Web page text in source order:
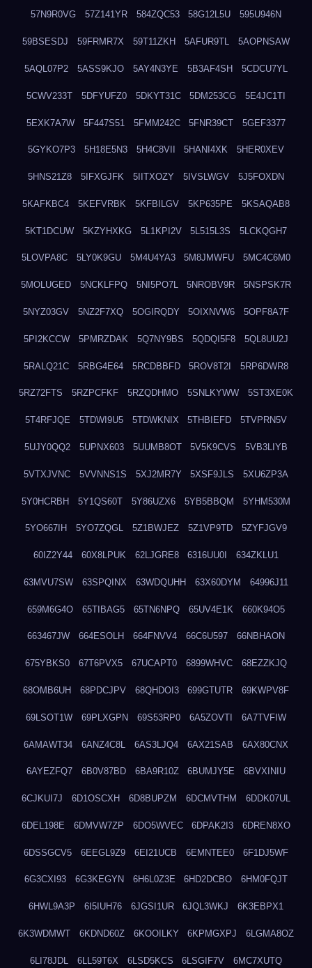
57N9R0VG 57Z141YR 584ZQC53 58G12L5U 595U946N
59BSESDJ 59FRMR7X 59T11ZKH 5AFUR9TL 5AOPNSAW
5AQL07P2 5ASS9KJO 5AY4N3YE 5B3AF4SH 5CDCU7YL
5CWV233T 5DFYUFZ0 5DKYT31C 5DM253CG 5E4JC1TI
5EXK7A7W 5F447S51 5FMM242C 5FNR39CT 5GEF3377
5GYKO7P3 5H18E5N3 5H4C8VII 5HANI4XK 5HER0XEV
5HNS21Z8 5IFXGJFK 5IITXOZY 5IVSLWGV 5J5FOXDN
5KAFKBC4 5KEFVRBK 5KFBILGV 5KP635PE 5KSAQAB8
5KT1DCUW 5KZYHXKG 5L1KPI2V 5L515L3S 5LCKQGH7
5LOVPA8C 5LY0K9GU 5M4U4YA3 5M8JMWFU 5MC4C6M0
5MOLUGED 5NCKLFPQ 5NI5PO7L 5NROBV9R 5NSPSK7R
5NYZ03GV 5NZ2F7XQ 5OGIRQDY 5OIXNVW6 5OPF8A7F
5PI2KCCW 5PMRZDAK 5Q7NY9BS 5QDQI5F8 5QL8UU2J
5RALQ21C 5RBG4E64 5RCDBBFD 5ROV8T2I 5RP6DWR8
5RZ72FTS 5RZPCFKF 5RZQDHMO 5SNLKYWW 5ST3XE0K
5T4RFJQE 5TDWI9U5 5TDWKNIX 5THBIEFD 5TVPRN5V
5UJY0QQ2 5UPNX603 5UUMB8OT 5V5K9CVS 5VB3LIYB
5VTXJVNC 5VVNNS1S 5XJ2MR7Y 5XSF9JLS 5XU6ZP3A
5Y0HCRBH 5Y1QS60T 5Y86UZX6 5YB5BBQM 5YHM530M
5YO667IH 5YO7ZQGL 5Z1BWJEZ 5Z1VP9TD 5ZYFJGV9
60IZ2Y44 60X8LPUK 62LJGRE8 6316UU0I 634ZKLU1
63MVU7SW 63SPQINX 63WDQUHH 63X60DYM 64996J11
659M6G4O 65TIBAG5 65TN6NPQ 65UV4E1K 660K94O5
663467JW 664ESOLH 664FNVV4 66C6U597 66NBHAON
675YBKS0 67T6PVX5 67UCAPT0 6899WHVC 68EZZKJQ
68OMB6UH 68PDCJPV 68QHDOI3 699GTUTR 69KWPV8F
69LSOT1W 69PLXGPN 69S53RP0 6A5ZOVTI 6A7TVFIW
6AMAWT34 6ANZ4C8L 6AS3LJQ4 6AX21SAB 6AX80CNX
6AYEZFQ7 6B0V87BD 6BA9R10Z 6BUMJY5E 6BVXINIU
6CJKUI7J 6D1OSCXH 6D8BUPZM 6DCMVTHM 6DDK07UL
6DEL198E 6DMVW7ZP 6DO5WVEC 6DPAK2I3 6DREN8XO
6DSSGCV5 6EEGL9Z9 6EI21UCB 6EMNTEE0 6F1DJ5WF
6G3CXI93 6G3KEGYN 6H6L0Z3E 6HD2DCBO 6HM0FQJT
6HWL9A3P 6I5IUH76 6JGSI1UR 6JQL3WKJ 6K3EBPX1
6K3WDMWT 6KDND60Z 6KOOILKY 6KPMGXPJ 6LGMA8OZ
6LI78JDL 6LL59T6X 6LSD5KCS 6LSGIF7V 6MC7XUTQ